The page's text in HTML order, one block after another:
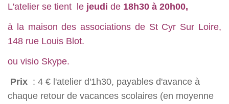
L'atelier se tient le jeudi de 18h30 à 20h00,
à la maison des associations de St Cyr Sur Loire,
148 rue Louis Blot.
ou visio Skype.
Prix : 4 € l'atelier d'1h30, payables d'avance à
chaque retour de vacances scolaires (en moyenne